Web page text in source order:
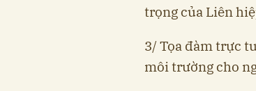
trọng của Liên
3/ Tọa đàm trực
môi trường cho